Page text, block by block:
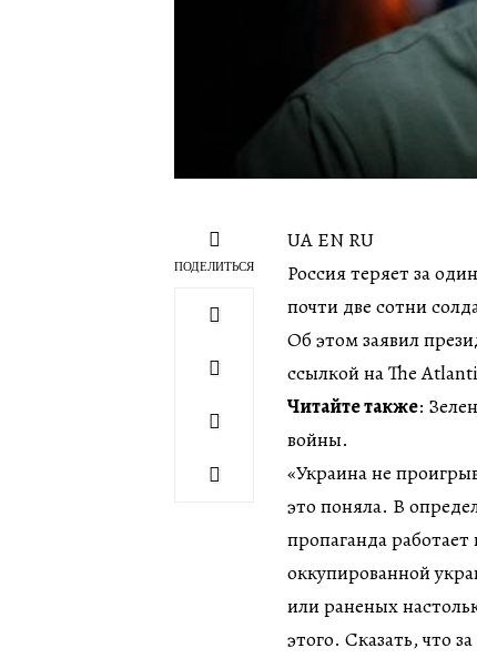
ПОДЕЛИТЬСЯ
UA EN RU
Россия теряет за
почти две сотни
Об этом заявил
ссылкой на The
Читайте также:
войны.
«Украина не
это поняла. В
пропаганда
оккупированной
или раненых
этого. Сказать, что